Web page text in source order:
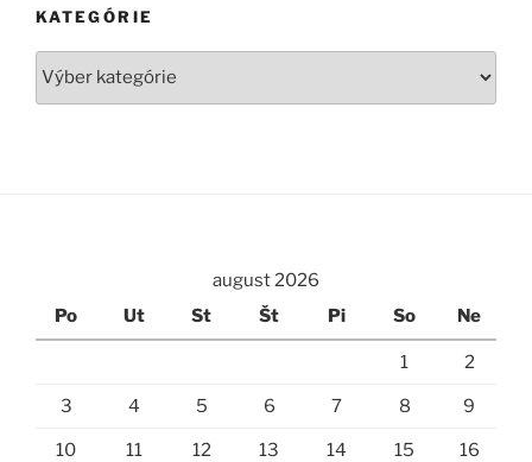
KATEGÓRIE
Kategórie
august 2026
Po
Ut St Št Pi So Ne
1 2
3 4 5 6 7 8 9
10 11 12 13 14 15 16